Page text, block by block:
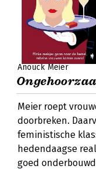
Anouck Meier
Meier roept
doorbreken.
feministische
hedendaagse
goed